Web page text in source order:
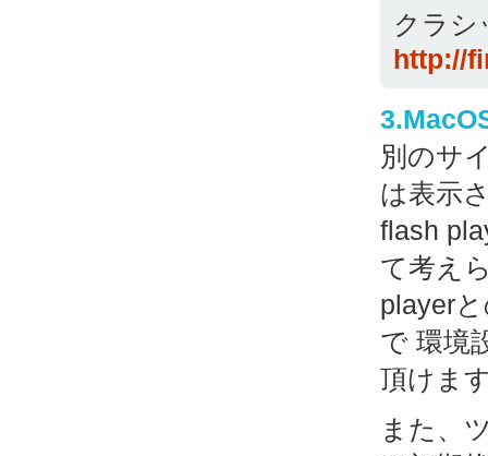
クラシ
http://
別のサ
は表示
flash
て考え
player
で 環境
頂けま
また、